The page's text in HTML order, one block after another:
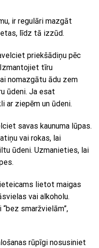
ir regulāri mazgāt
līdz tā izzūd.
priekšādiņu pēc
tīru
nomazgātu ādu zem
ūdeni. Ja esat
ar ziepēm un ūdeni.
savas kaunuma lūpas.
vai rokas, lai
ūdeni. Uzmanieties, lai
lietot maigas
vai alkoholu.
smaržvielām”,
rūpīgi nosusiniet